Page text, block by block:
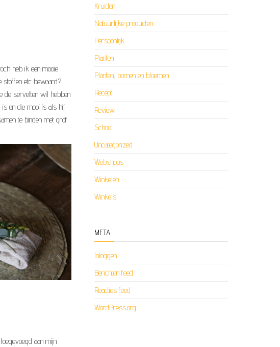
heb ik een mooie
stoffen etc bewaard?
de servetten wil hebben
is en die mooi is als hij
te binden met grof
aan mijn
Kruiden
Natuurlijke producten
Persoonlijk
Planten
Planten, bomen en bloemen
Recept
Review
School
Uncategorized
Webshops
Winkelen
Winkels
META
Inloggen
Berichten feed
Reacties feed
WordPress.org